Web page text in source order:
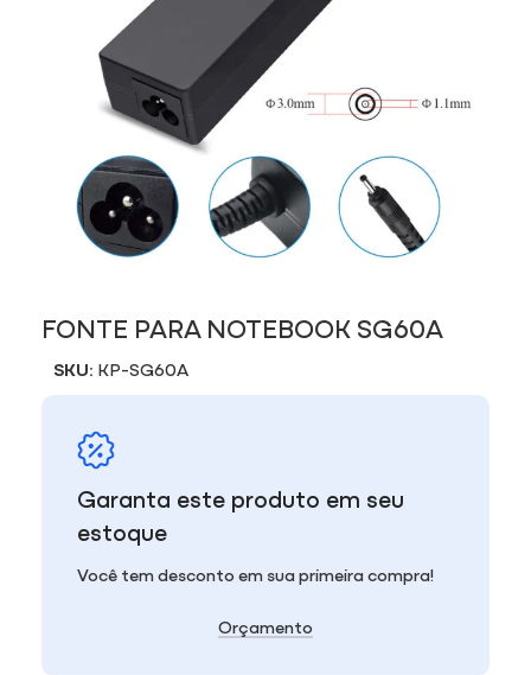
FONTE PARA NOTEBOOK SG60A
SKU: KP-SG60A
Garanta este produto em seu
estoque
Você tem desconto em sua primeira compra!
Orçamento